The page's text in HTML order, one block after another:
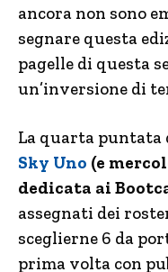
ancora non sono
segnare questa
pagelle di questa
un’inversione di
La quarta puntata
Sky Uno (e
dedicata ai
assegnati dei
sceglierne 6 da
prima volta con